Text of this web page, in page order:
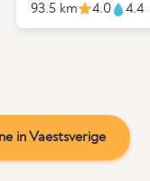
93.5 km 4.0 4.4
in Vaestsverige